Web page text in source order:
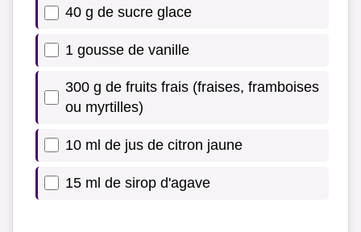
40 g de sucre glace
1 gousse de vanille
300 g de fruits frais (fraises, framboises
ou myrtilles)
10 ml de jus de citron jaune
15 ml de sirop d'agave